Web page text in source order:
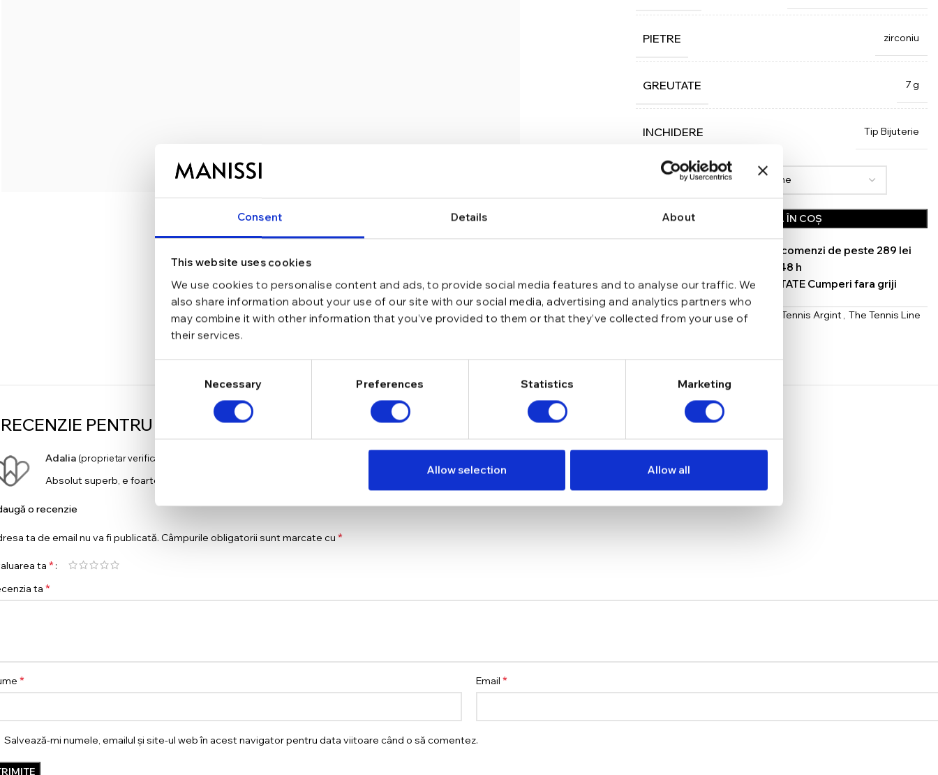
Consent Details About
This website uses cookies
We use cookies to personalise content and ads, to provide social media features and to analyse our traffic. We
also share information about your use of our site with our social media, advertising and analytics partners who
may combine it with other information that you’ve provided to them or that they’ve collected from your use of
their services.
Necessary Preferences Statistics Marketing
Allow selection Allow all
PIETRE zirconiu
GREUTATE 7 g
INCHIDERE Tip Bijuterie
LUNGIME
ADAUGĂ ÎN COȘ
TRANSPORT GRATUIT la comenzi de peste 289 lei
SCHIMB/RETUR RAPID in 48 h
GARANTIE DE CONFORMITATE Cumperi fara griji
Categorii: Bratari , Bratari Tennis Argint The Tennis Line
PENTRU BRATARA DIN ARGINT MANISSI TENNIS FIT 2 MM
Adalia (proprietar verificat)
Absolut superb, e foarte finuț si elegant . A fost livrat rapid. Si ambalat foarte frumos. ❤
o recenzie
ta de email nu va fi publicată. Câmpurile obligatorii sunt marcate cu *
ta *
ta *
* Email *
Salvează-mi numele, emailul și site-ul web în acest navigator pentru data viitoare când o să comentez.